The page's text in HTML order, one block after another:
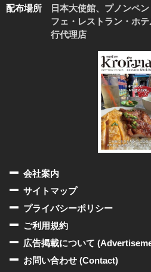
配布場所
日本大使館、プノンペ
フェ・レストラン・ホ
行代理店
会社案内
サイトマップ
プライバシーポリシー
ご利用規約
広告掲載について
お問い合わせ (Contact)